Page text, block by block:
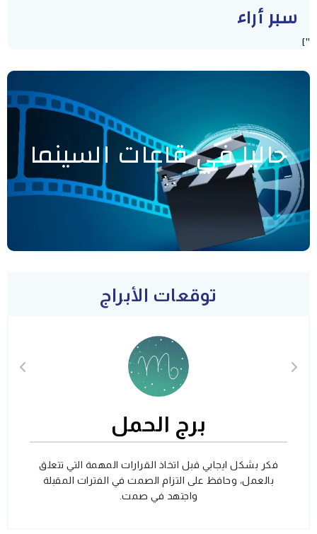
سبر أراء
"]
حاليا في قاعات السينما
توقعات الأبراج
برج الحمل
فكر بشكل ايجابي قبل اتخاذ القرارات المهمة التي تتعلق
بالعمل، وحافظ على التزام الصمت في الفترات المقبلة
واجتهد في صمت.